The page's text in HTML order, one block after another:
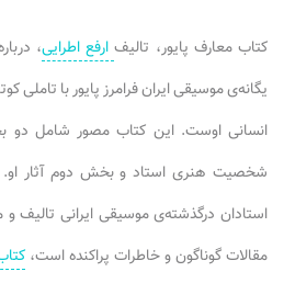
کتاب معارف پایور، تالیفارفع اطرایی،
یگانه‌ی موسیقی ایران فرامرز پایور با تاملی
انسانی اوست. این کتاب مصور شامل
شخصیت هنری استاد و بخش دوم آثار او.
استادان درگذشته‌ی موسیقی ایرانی
مقالات گوناگون و خاطرات پراکنده است،